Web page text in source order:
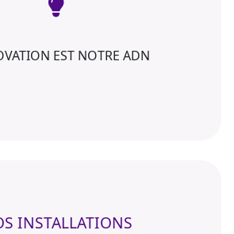
EST NOTRE ADN
INSTALLATIONS